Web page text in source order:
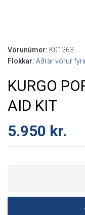
Vörunúmer: K01263
Flokkar: Aðrar vörur
KURGO
AID KIT
5.950 kr.